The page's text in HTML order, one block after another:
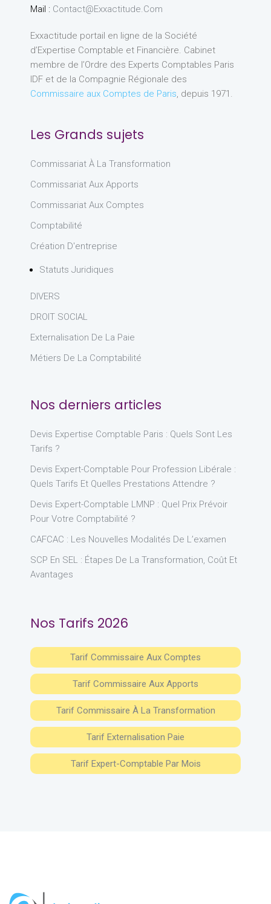
Mail : Contact@exxactitude.com
Exxactitude portail en ligne de la Société
d’Expertise Comptable et Financière. Cabinet
membre de l’Ordre des Experts Comptables Paris
IDF et de la Compagnie Régionale des
Commissaire aux Comptes de Paris, depuis 1971.
Les Grands sujets
Commissariat À La Transformation
Commissariat Aux Apports
Commissariat Aux Comptes
Comptabilité
Création D'entreprise
Statuts Juridiques
DIVERS
DROIT SOCIAL
Externalisation De La Paie
Métiers De La Comptabilité
Nos derniers articles
Devis Expertise Comptable Paris : Quels Sont Les
Tarifs ?
Devis Expert-Comptable Pour Profession Libérale :
Quels Tarifs Et Quelles Prestations Attendre ?
Devis Expert-Comptable LMNP : Quel Prix Prévoir
Pour Votre Comptabilité ?
CAFCAC : Les Nouvelles Modalités De L’examen
SCP En SEL : Étapes De La Transformation, Coût Et
Avantages
Nos Tarifs 2026
Tarif Commissaire Aux Comptes
Tarif Commissaire Aux Apports
Tarif Commissaire À La Transformation
Tarif Externalisation Paie
Tarif Expert-Comptable Par Mois